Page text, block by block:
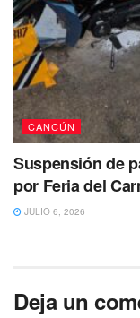
CANCÚN
Suspensión de
por Feria del
JULIO 6, 2026
Deja un